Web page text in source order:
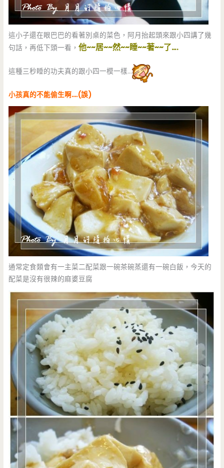
這小子還在眼巴巴的看著別桌的菜色，阿月抬起頭來跟小四講了幾
句話，再低下頭一看，他~~居~~然~~睡~~著~~了….
這種三秒睡的功夫真的跟小四一模一樣…
小孩真的不能偷生啊….(誤)
通常定食類會有一主菜二配菜跟一碗茶碗蒸還有一碗白飯，今天的
配菜是沒有很辣的麻婆豆腐